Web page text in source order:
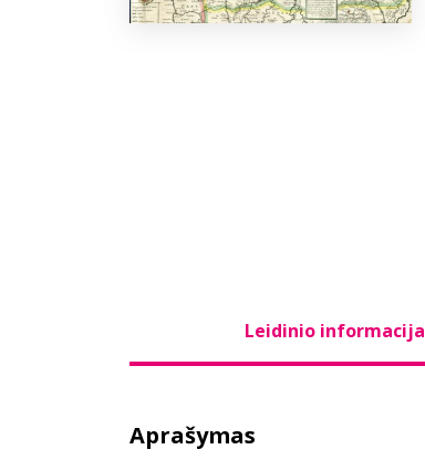
Leidinio informacija
Aprašymas